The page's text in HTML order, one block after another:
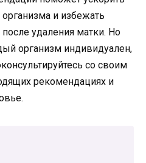
и избежать
удаления матки. Но
организм индивидуален,
со своим
рекомендациях и